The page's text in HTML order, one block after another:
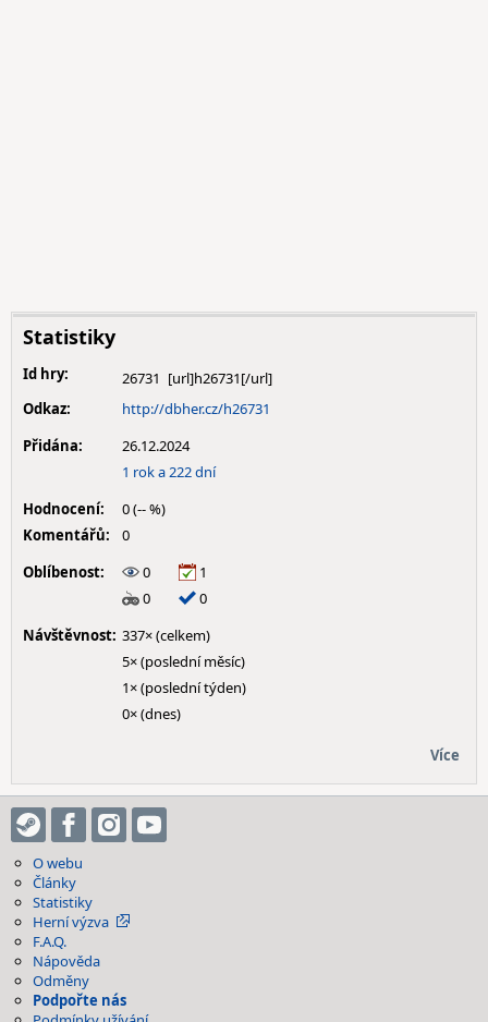
Statistiky
Id hry:
26731
Odkaz:
http://dbher.cz/h26731
Přidána:
26.12.2024
1 rok a 222 dní
Hodnocení:
0 (-- %)
Komentářů:
0
Oblíbenost:
0
1
0
0
Návštěvnost: 337× (celkem)
5× (poslední měsíc)
1× (poslední týden)
0× (dnes)
Více
O webu
Články
Statistiky
Herní výzva
F.A.Q.
Nápověda
Odměny
Podpořte nás